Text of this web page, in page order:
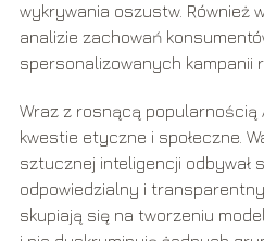
wykrywania oszustw. Również
analizie zachowań
spersonalizowanych kampanii
Wraz z rosnącą popularnością
kwestie etyczne i społeczne.
sztucznej inteligencji odbywał
odpowiedzialny i
skupiają się na tworzeniu